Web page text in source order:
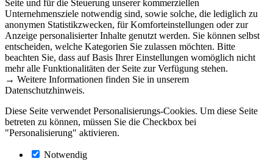
Seite und für die Steuerung unserer kommerziellen
Unternehmensziele notwendig sind, sowie solche, die lediglich zu
anonymen Statistikzwecken, für Komforteinstellungen oder zur
Anzeige personalisierter Inhalte genutzt werden. Sie können selbst
entscheiden, welche Kategorien Sie zulassen möchten. Bitte
beachten Sie, dass auf Basis Ihrer Einstellungen womöglich nicht
mehr alle Funktionalitäten der Seite zur Verfügung stehen.
→ Weitere Informationen finden Sie in unserem
Datenschutzhinweis.
Diese Seite verwendet Personalisierungs-Cookies. Um diese Seite
betreten zu können, müssen Sie die Checkbox bei
"Personalisierung" aktivieren.
Notwendig